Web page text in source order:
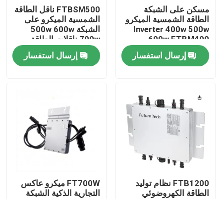
حولنا
جولة في المصنع
مراقبة الجودة
لوحة شمسية محمولة
لوحة شمسية مرنة
بطانية شمسية قابلة للطي
شاحن البطاريات الشمسية
مسكن على الشبكة
الطاقة الشمسية الميكرو
Inverter 400w 500w
600w FTBM400
إرسال استفسار
FTBSM500 ناقل الطاقة
الشمسية الميكرو على
الشبكة 500w 600w
700w ناقلات الطاقة
الشمسية Pv Micro
Invertersإرسال استفسار
FTB1200 نظام توليد
الطاقة الكهروضوئي
FT700W ميكرو عاكس
التجارية الذكية الشبكة